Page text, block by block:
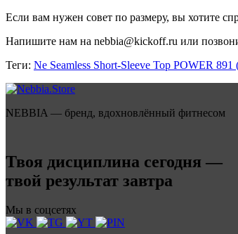
Если вам нужен совет по размеру, вы хотите
Напишите нам на nebbia@kickoff.ru или
Теги: Ne Seamless Short-Sleeve Top POWER 891
NEBBIA — бренд, вдохновлённый фитнесом
Твоя дисциплина сегодня —
твой результат завтра
Мы в соцсетях